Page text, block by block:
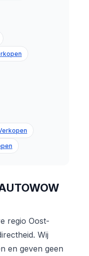
regio Oost-
Wij
en geven geen